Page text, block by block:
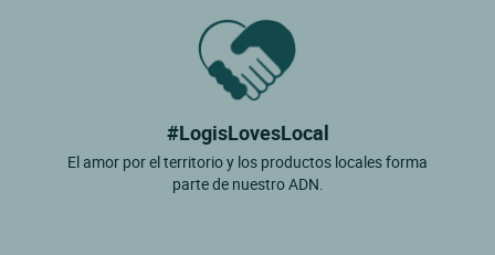
#LogisLovesLocal
El amor por el territorio y los productos locales forma
parte de nuestro ADN.